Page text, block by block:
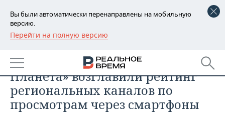
Вы были автоматически перенаправлены на мобильную
версию.
Перейти на полную версию
РЕГИОНЫ
БАШКОРТОСТАН
ТАТАРСТАН
УДМУРТИЯ
НОВОСТИ
АНАЛИТИКА
НОВОСТИ АНАЛИТИКИ
ЭКОНОМИКА
«ТНВ Татарстан» и «ТНВ
Планета» возглавили рейтинг
региональных каналов по
просмотрам через смартфоны